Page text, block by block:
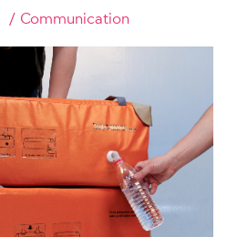
Communication